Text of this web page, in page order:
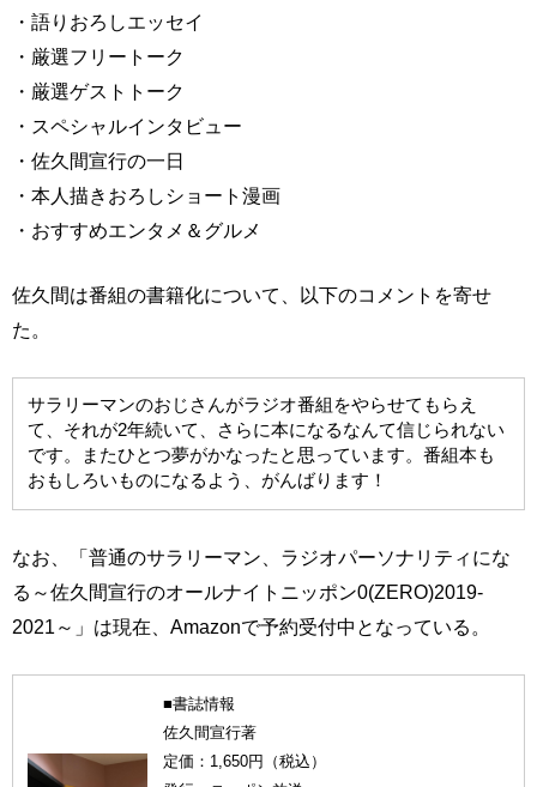
・語りおろしエッセイ
・厳選フリートーク
・厳選ゲストトーク
・スペシャルインタビュー
・佐久間宣行の一日
・本人描きおろしショート漫画
・おすすめエンタメ＆グルメ
佐久間は番組の書籍化について、以下のコメントを寄せ
た。
サラリーマンのおじさんがラジオ番組をやらせてもらえ
て、それが2年続いて、さらに本になるなんて信じられない
です。またひとつ夢がかなったと思っています。番組本も
おもしろいものになるよう、がんばります！
なお、「普通のサラリーマン、ラジオパーソナリティにな
る～佐久間宣行のオールナイトニッポン0(ZERO)2019-
2021～」は現在、Amazonで予約受付中となっている。
■書誌情報
佐久間宣行著
定価：1,650円（税込）